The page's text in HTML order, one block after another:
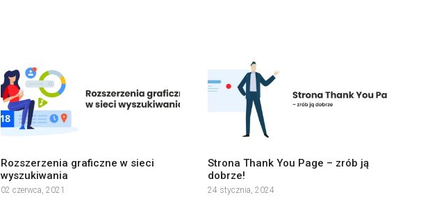
Rozszerzenia graficzne w sieci
wyszukiwania
02 czerwca, 2021
Strona Thank You Page – zrób ją
dobrze!
24 stycznia, 2024